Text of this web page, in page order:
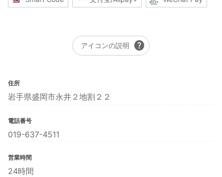
アイコンの説明 help
住所
岩手県盛岡市永井２地割２２
電話番号
019-637-4511
営業時間
24時間